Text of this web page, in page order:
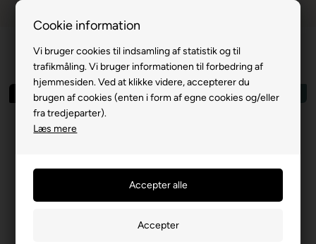
Cookie information
Vi bruger cookies til indsamling af statistik og til
trafikmåling. Vi bruger informationen til forbedring af
hjemmesiden. Ved at klikke videre, accepterer du
brugen af cookies (enten i form af egne cookies og/eller
fra tredjeparter).
Læs mere
Spar 55% Cool feel